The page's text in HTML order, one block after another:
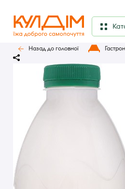
Назад до головної